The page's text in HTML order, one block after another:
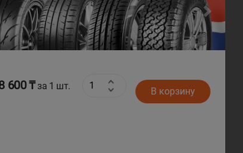
Next
600 ₸за 1 шт. В корзину